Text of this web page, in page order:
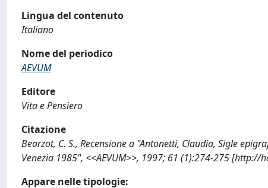
Lingua del contenuto
Italiano
Nome del periodico
AEVUM
Editore
Vita e Pensiero
Citazione
Bearzot, C. S., Recensione a "Antonetti, Claudia, Sigle
Venezia 1985", <<AEVUM>>, 1997; 61 (1):274-275
Appare nelle tipologie: